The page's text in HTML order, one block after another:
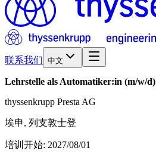
联系我们 中文
Lehrstelle als Automatiker:in (m/w/d)
thyssenkrupp Presta AG
埃申, 列支敦士登
培训开始: 2027/08/01